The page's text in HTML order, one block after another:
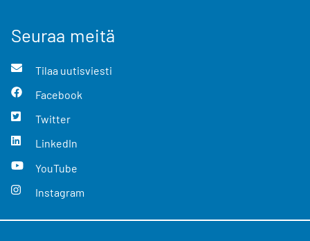
Seuraa meitä
Tilaa uutisviesti
Facebook
Twitter
LinkedIn
YouTube
Instagram